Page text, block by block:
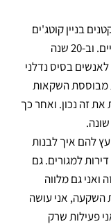
בניין קוטג'ים
דברים מאוד מאוד יפים ומאוד מאוד איכותיים. וב-20 שנה
בסיס נדלני
מבוססת השקאות
זה נכון. ואחר כך
להם איך לבנות
למגורים. גם
גם מלווה
השקעה, אני עושה
פעילות שרק